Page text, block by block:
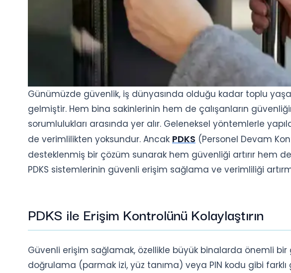
Günümüzde güvenlik, iş dünyasında olduğu kadar toplu
gelmiştir. Hem bina sakinlerinin hem de çalışanların
sorumlulukları arasında yer alır. Geleneksel yöntemlerle
de verimlilikten yoksundur. Ancak PDKS (Personel Devam
desteklenmiş bir çözüm sunarak hem güvenliği artırır hem
PDKS sistemlerinin güvenli erişim sağlama ve verimliliği
PDKS ile Erişim Kontrolünü Kolaylaştırın
Güvenli erişim sağlamak, özellikle büyük binalarda önemli bir
doğrulama (parmak izi, yüz tanıma) veya PIN kodu gibi